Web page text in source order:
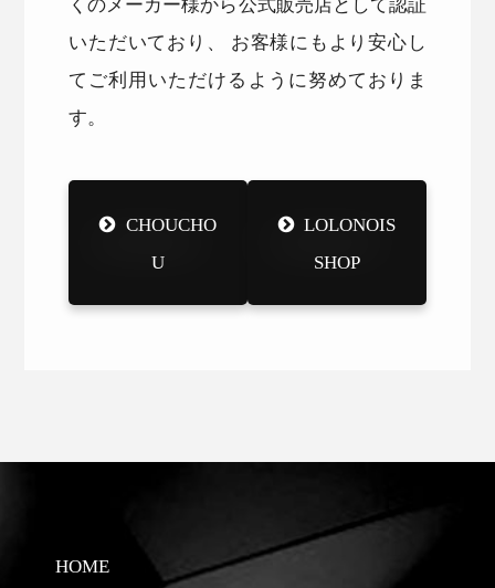
くのメーカー様から公式販売店として認証
いただいており、 お客様にもより安心し
てご利用いただけるように努めておりま
す。
CHOUCHO
U
LOLONOIS
SHOP
HOME